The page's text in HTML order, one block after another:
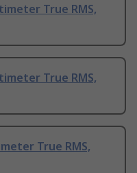
True RMS,
True RMS,
True RMS,